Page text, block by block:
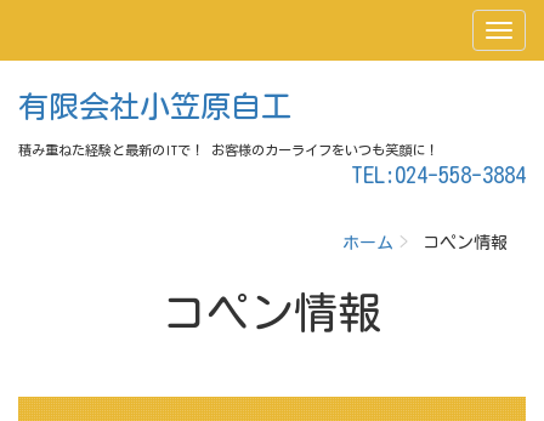
有限会社小笠原自工
積み重ねた経験と最新のITで！ お客様のカーライフをいつも笑顔に！
TEL:024-558-3884
ホーム コペン情報
コペン情報